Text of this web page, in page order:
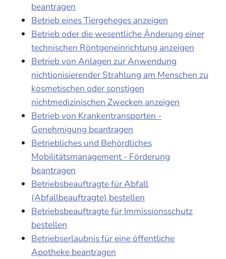
beantragen
Betrieb eines Tiergeheges anzeigen
Betrieb oder die wesentliche Änderung einer
technischen Röntgeneinrichtung anzeigen
Betrieb von Anlagen zur Anwendung
nichtionisierender Strahlung am Menschen zu
kosmetischen oder sonstigen
nichtmedizinischen Zwecken anzeigen
Betrieb von Krankentransporten -
Genehmigung beantragen
Betriebliches und Behördliches
Mobilitätsmanagement - Förderung
beantragen
Betriebsbeauftragte für Abfall
(Abfallbeauftragte) bestellen
Betriebsbeauftragte für Immissionsschutz
bestellen
Betriebserlaubnis für eine öffentliche
Apotheke beantragen